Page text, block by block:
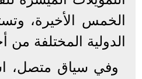
الخمس الأخيرة،
الدولية المختلفة من
وفي سياق متصل،